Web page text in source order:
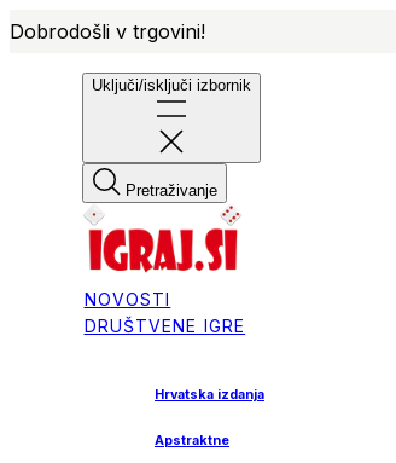
Dobrodošli v trgovini!
Uključi/isključi izbornik
Pretraživanje
NOVOSTI
DRUŠTVENE IGRE
Hrvatska izdanja
Apstraktne